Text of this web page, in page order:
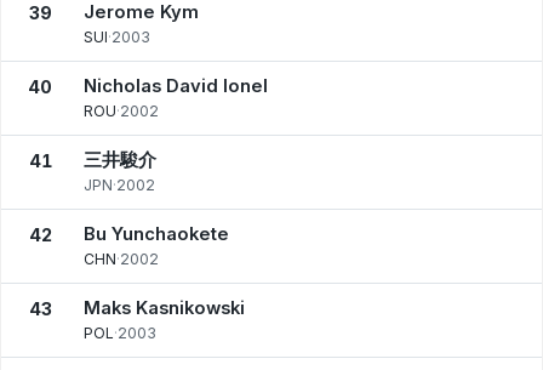
39 Jerome Kym
SUI·2003
40 Nicholas David Ionel
ROU·2002
41 三井駿介
JPN·2002
42 Bu Yunchaokete
CHN·2002
43 Maks Kasnikowski
POL·2003